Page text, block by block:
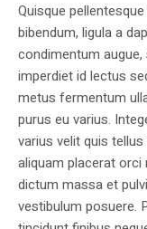
Quisque
bibendum, ligula a
condimentum
imperdiet id lectus
metus fermentum
purus eu varius.
varius velit quis
aliquam placerat orci
dictum massa et
vestibulum posuere.